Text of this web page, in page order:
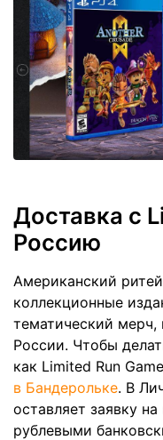
Доставка с
Россию
Американский
коллекционные
тематический
России. Чтобы
как Limited Run
в Бандерольке. В
оставляет заявку
рублевыми